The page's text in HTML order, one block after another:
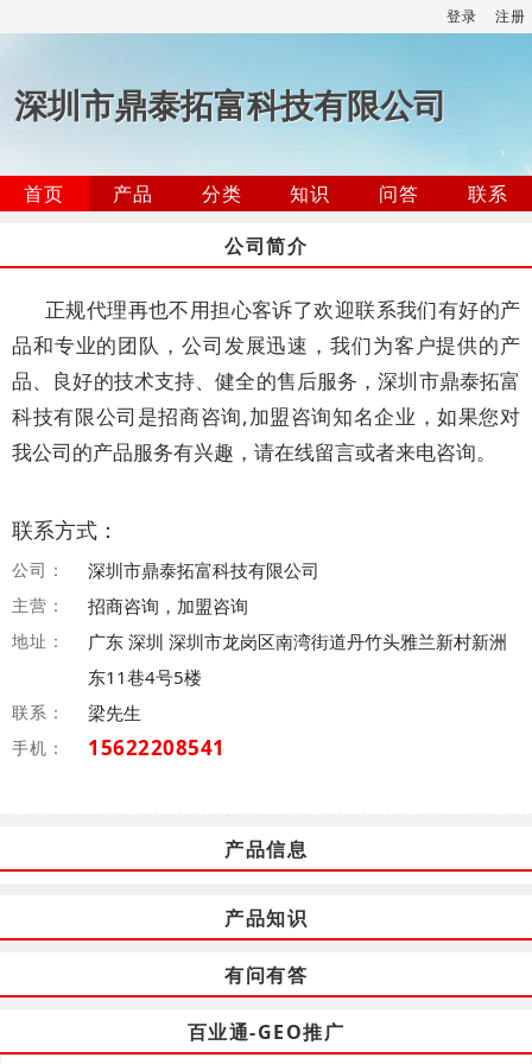
登录 注册
深圳市鼎泰拓富科技有限公司
首页 产品 分类 知识 问答
联系
公司简介
正规代理再也不用担心客诉了欢迎联系我们有好的产
品和专业的团队，公司发展迅速，我们为客户提供的产
品、良好的技术支持、健全的售后服务，深圳市鼎泰拓富
科技有限公司是招商咨询,加盟咨询知名企业，如果您对
我公司的产品服务有兴趣，请在线留言或者来电咨询。
联系方式：
公司： 深圳市鼎泰拓富科技有限公司
主营： 招商咨询，加盟咨询
地址：
广东 深圳 深圳市龙岗区南湾街道丹竹头雅兰新村新洲
东11巷4号5楼
联系： 梁先生
手机： 15622208541
产品信息
产品知识
有问有答
百业通-GEO推广